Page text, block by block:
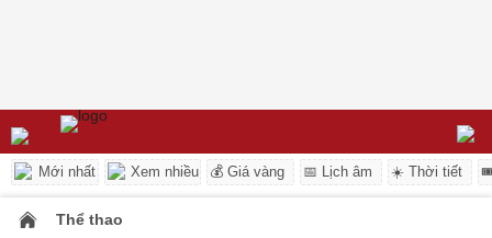
Mới nhất Xem nhiều 💰 Giá vàng 📅 Lịch âm ☀️ Thời tiết
Thể thao